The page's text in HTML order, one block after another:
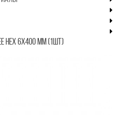
HEX 6X400 ММ (1ШТ)